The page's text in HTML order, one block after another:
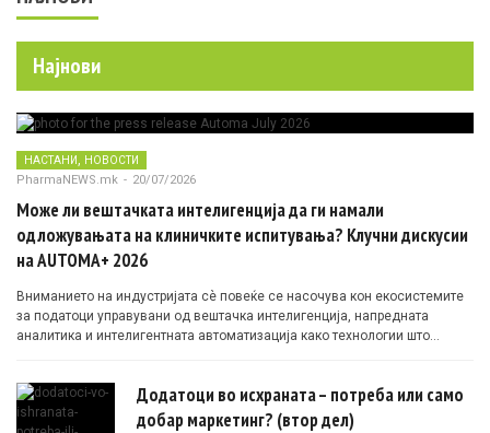
Најнови
НАСТАНИ, НОВОСТИ
PharmaNEWS.mk - 20/07/2026
Може ли вештачката интелигенција да ги намали
одложувањата на клиничките испитувања? Клучни дискусии
на AUTOMA+ 2026
Вниманието на индустријата сè повеќе се насочува кон екосистемите
за податоци управувани од вештачка интелигенција, напредната
аналитика и интелигентната автоматизација како технологии што
Додатоци во исхраната – потреба или само
добар маркетинг? (втор дел)